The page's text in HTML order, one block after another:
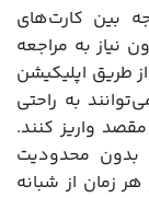
بین کارت‌های
نیاز به مراجعه
طریق اپلیکیشن
به راحتی
واریز کنند.
محدودیت
زمان از شبانه